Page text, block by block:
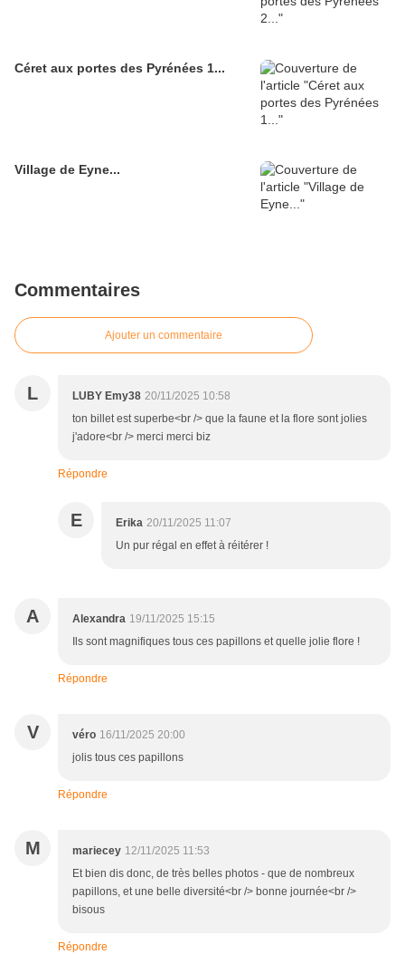
Céret aux portes des Pyrénées 1...
Village de Eyne...
Commentaires
Ajouter un commentaire
L LUBY Emy38 20/11/2025 10:58
ton billet est superbe<br /> que la faune et la flore sont jolies
j'adore<br /> merci merci biz
Répondre
E Erika 20/11/2025 11:07
Un pur régal en effet à réitérer !
A Alexandra 19/11/2025 15:15
Ils sont magnifiques tous ces papillons et quelle jolie flore !
Répondre
V véro 16/11/2025 20:00
jolis tous ces papillons
Répondre
M mariecey 12/11/2025 11:53
Et bien dis donc, de très belles photos - que de nombreux
papillons, et une belle diversité<br /> bonne journée<br />
bisous
Répondre